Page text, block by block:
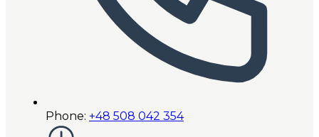
Phone: +48 508 042 354